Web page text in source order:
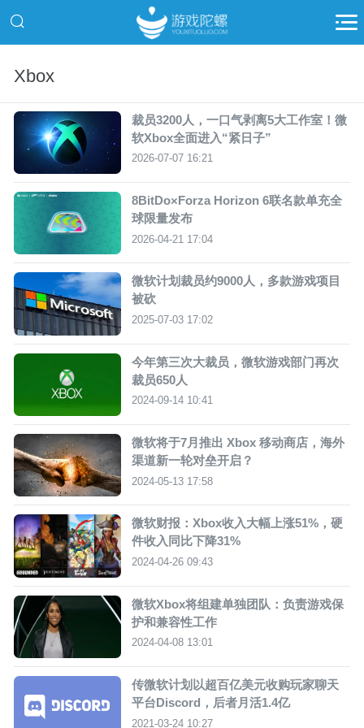
Xbox
裁员3200人，一口气剥离5大工作室！微
软Xbox全面进入“紧日子”
2026-07-07 16:21
8BitDo×Forza Horizon 6联名款单充全
球限量发布
2026-04-21 17:04
微软计划裁员约9000人，多款游戏项目
被砍
2025-07-03 17:02
今年第三次大裁员，微软游戏部门再次
裁员650人
2024-09-14 10:41
微软将于7月推出 Xbox 移动商店，海外
渠道新一轮对垒开启？
2024-05-13 17:58
微软财报：Xbox收入大幅上涨51%，硬
件收入同比下降31%
2024-04-26 09:43
微软Xbox将组建单独团队：负责游戏保
护和兼容性工作
2024-04-08 13:01
传微软计划以超百亿美元收购玩家聊天
平台Discord，后者月活1.4亿
2021-03-24 10:27